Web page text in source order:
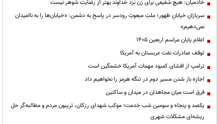
خادمیان: هیچ شفیعی برای زن نزد خداوند بهتر از رضایت شوهر نیست
سربازانِ خیابانِ ظهور؛ ملتِ مبعوثِ رودسر در پاسخ به دشمن: «خیابان‌ها را به ناامیدان
نمی‌دهیم»
اعلام پایان مراسم اربعین ۱۴۰۵
توقف صادرات نفت عربستان به آمریکا
ترامپ از افشای کمبود مهمات آمریکا خشمگین است
اجازه باز شدن مسیر دوم در تنگه هرمز را نخواهیم داد
فرق است میان مجاهدان در میدان و ساکتین
یکصد و پنجاه و سومین شب خدمت؛ موکب شهدای رزکان، تریبون مردم و مطالبه‌گر حل
ریشه‌ای مشکلات شهری